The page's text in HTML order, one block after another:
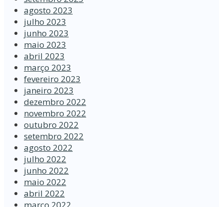
agosto 2023
julho 2023
junho 2023
maio 2023
abril 2023
março 2023
fevereiro 2023
janeiro 2023
dezembro 2022
novembro 2022
outubro 2022
setembro 2022
agosto 2022
julho 2022
junho 2022
maio 2022
abril 2022